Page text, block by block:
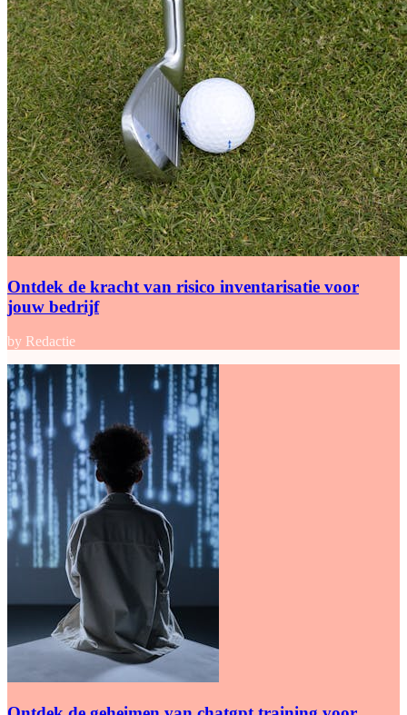
Ontdek de kracht van risico inventarisatie voor
jouw bedrijf
by Redactie